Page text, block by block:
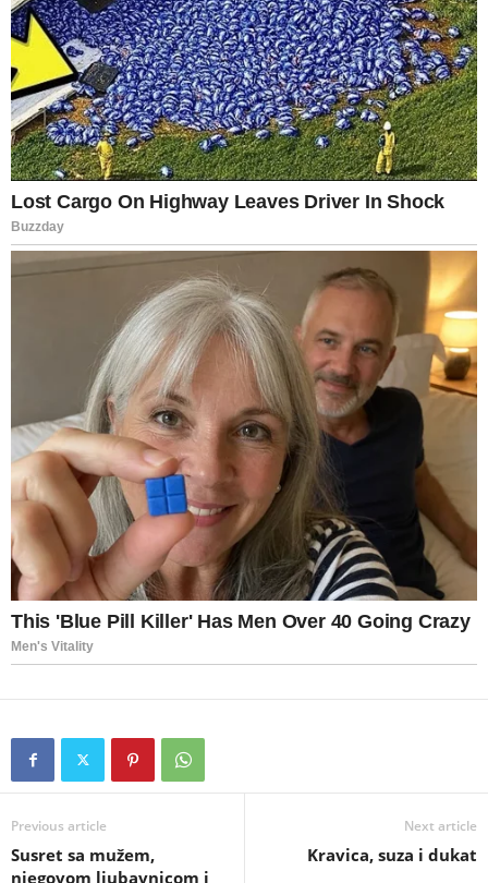
Previous article
Susret sa mužem,
njegovom ljubavnicom i
Next article
Kravica, suza i dukat